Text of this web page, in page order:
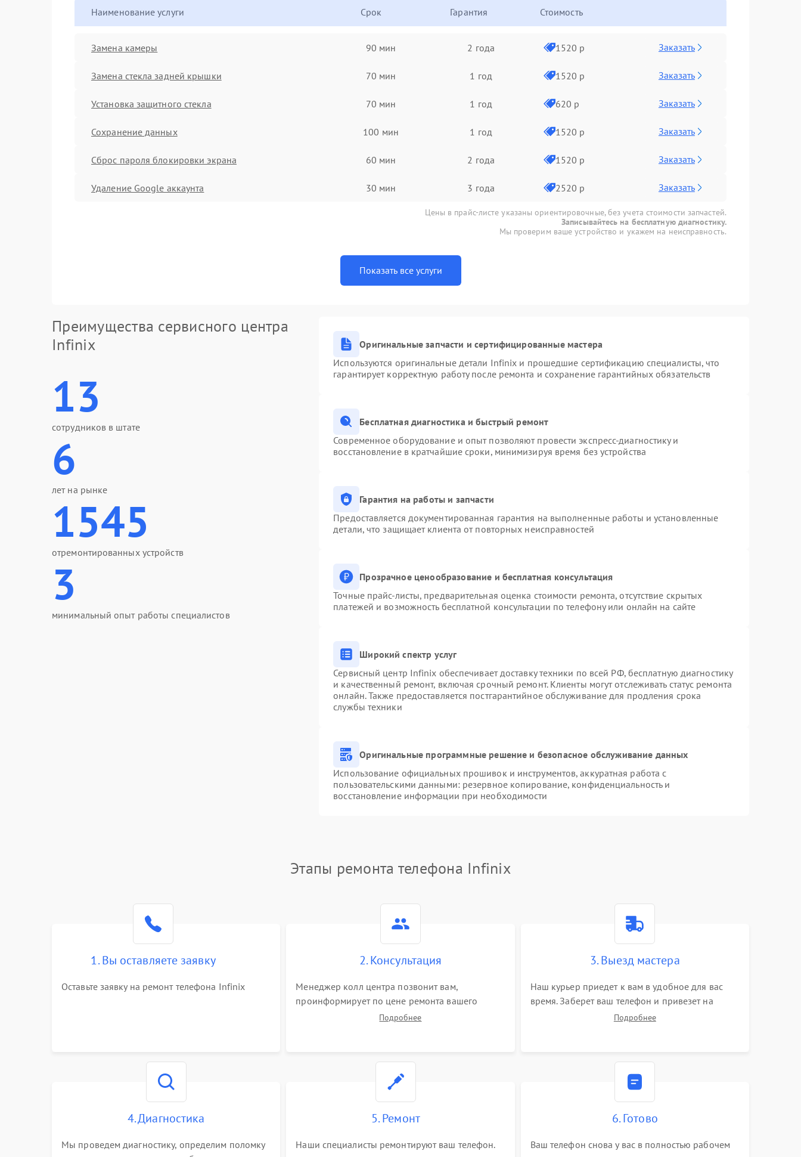
Наименование услуги Срок Гарантия Стоимость
Замена камеры 90 мин 2 года 1520 р Заказать
Замена стекла задней крышки 70 мин 1 год 1520 р Заказать
Установка защитного стекла 70 мин 1 год 620 р Заказать
Сохранение данных 100 мин 1 год 1520 р Заказать
Сброс пароля блокировки экрана 60 мин 2 года 1520 р Заказать
Удаление Google аккаунта 30 мин 3 года 2520 р Заказать
Цены в прайс-листе указаны ориентировочные, без учета стоимости запчастей.
Записывайтесь на бесплатную диагностику.
Мы проверим ваше устройство и укажем на неисправность.
Показать все услуги
Преимущества сервисного центра
Infinix
13
сотрудников в штате
6
лет на рынке
1545
отремонтированных устройств
3
минимальный опыт работы специалистов
Оригинальные запчасти и сертифицированные мастера
Используются оригинальные детали Infinix и прошедшие сертификацию специалисты, что
гарантирует корректную работу после ремонта и сохранение гарантийных обязательств
Бесплатная диагностика и быстрый ремонт
Современное оборудование и опыт позволяют провести экспресс-диагностику и
восстановление в кратчайшие сроки, минимизируя время без устройства
Гарантия на работы и запчасти
Предоставляется документированная гарантия на выполненные работы и установленные
детали, что защищает клиента от повторных неисправностей
Прозрачное ценообразование и бесплатная консультация
Точные прайс-листы, предварительная оценка стоимости ремонта, отсутствие скрытых
платежей и возможность бесплатной консультации по телефону или онлайн на сайте
Широкий спектр услуг
Сервисный центр Infinix обеспечивает доставку техники по всей РФ, бесплатную диагностику
и качественный ремонт, включая срочный ремонт. Клиенты могут отслеживать статус ремонта
онлайн. Также предоставляется постгарантийное обслуживание для продления срока
службы техники
Оригинальные программные решение и безопасное обслуживание данных
Использование официальных прошивок и инструментов, аккуратная работа с
пользовательскими данными: резервное копирование, конфиденциальность и
восстановление информации при необходимости
Этапы ремонта телефона Infinix
1. Вы оставляете заявку
Оставьте заявку на ремонт телефона Infinix
2. Консультация
Менеджер колл центра позвонит вам,
проинформирует по цене ремонта вашего
телефона а также ответит на все ваши вопросы.
Подробнее
3. Выезд мастера
Наш курьер приедет к вам в удобное для вас
время. Заберет ваш телефон и привезет на
склад для диагностики.Подробнее
4. Диагностика
Мы проведем диагностику, определим поломку
5. Ремонт
Наши специалисты ремонтируют ваш телефон.
6. Готово
Ваш телефон снова у вас в полностью рабочем